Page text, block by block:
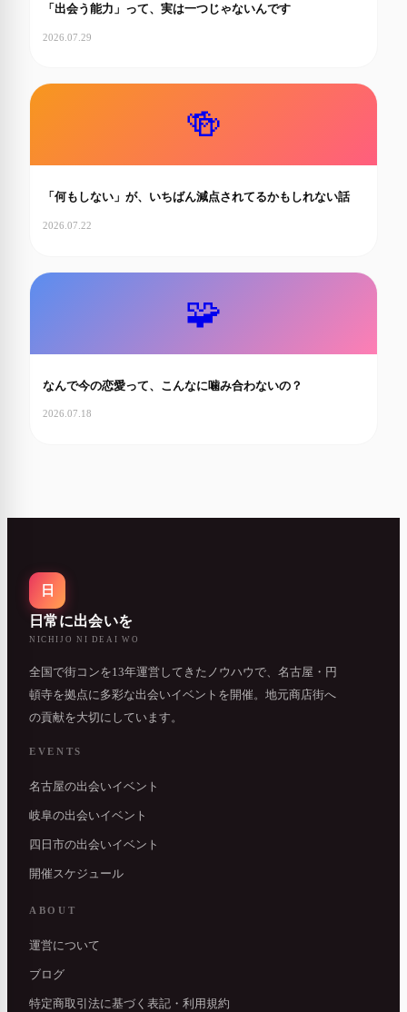
「出会う能力」って、実は一つじゃないんです
2026.07.29
🍻
「何もしない」が、いちばん減点されてるかもしれない話
2026.07.22
🧩
なんで今の恋愛って、こんなに噛み合わないの？
2026.07.18
日
日常に出会いを
NICHIJO NI DEAI WO
全国で街コンを13年運営してきたノウハウで、名古屋・円
頓寺を拠点に多彩な出会いイベントを開催。地元商店街へ
の貢献を大切にしています。
EVENTS
名古屋の出会いイベント
岐阜の出会いイベント
四日市の出会いイベント
開催スケジュール
ABOUT
運営について
ブログ
特定商取引法に基づく表記・利用規約